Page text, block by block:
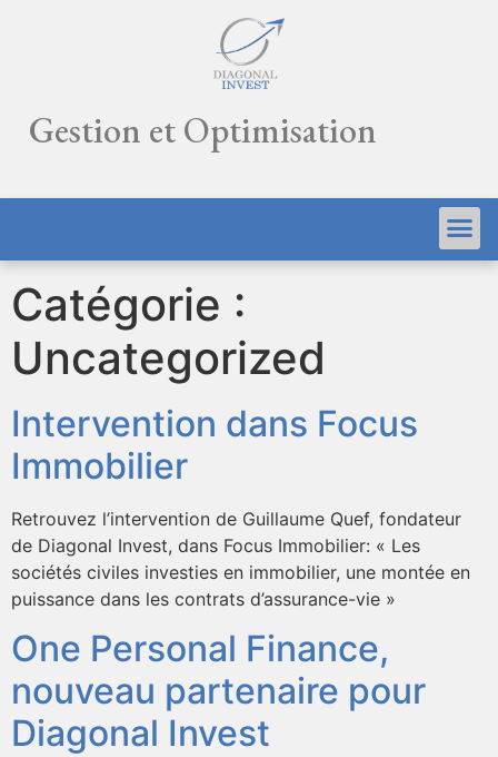
Gestion et Optimisation
Catégorie :
Uncategorized
Intervention dans Focus
Immobilier
Retrouvez l’intervention de Guillaume Quef, fondateur
de Diagonal Invest, dans Focus Immobilier: « Les
sociétés civiles investies en immobilier, une montée en
puissance dans les contrats d’assurance-vie »
One Personal Finance,
nouveau partenaire pour
Diagonal Invest